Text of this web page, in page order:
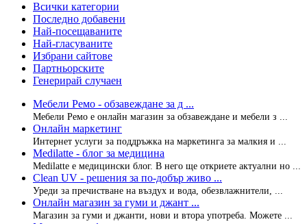
Всички категории
Последно добавени
Най-посещаваните
Най-гласуваните
Избрани сайтове
Партньорските
Генерирай случаен
Мебели Ремо - обзавеждане за д ...
Мебели Ремо е онлайн магазин за обзавеждане и мебели з ...
Онлайн маркетинг
Интернет услуги за поддръжка на маркетинга за малкия и ...
Medilatte - блог за медицина
Medilatte е медицински блог. В него ще откриете актуални но ...
Clean UV - решения за по-добър живо ...
Уреди за пречистване на въздух и вода, обезвлажнители, ...
Онлайн магазин за гуми и джант ...
Магазин за гуми и джанти, нови и втора употреба. Можете ...